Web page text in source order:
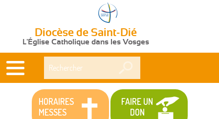
Diocèse de Saint-Dié
L'Église Catholique dans les Vosges
HORAIRES
MESSES
FAIRE UN
DON